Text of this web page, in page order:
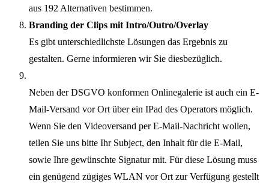
aus 192 Alternativen bestimmen.
Branding der Clips mit Intro/Outro/Overlay
Es gibt unterschiedlichste Lösungen das Ergebnis zu
gestalten. Gerne informieren wir Sie diesbezüglich.
Neben der DSGVO konformen Onlinegalerie ist auch ein E-
Mail-Versand vor Ort über ein IPad des Operators möglich.
Wenn Sie den Videoversand per E-Mail-Nachricht wollen,
teilen Sie uns bitte Ihr Subject, den Inhalt für die E-Mail,
sowie Ihre gewünschte Signatur mit. Für diese Lösung muss
ein genügend zügiges WLAN vor Ort zur Verfügung gestellt